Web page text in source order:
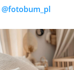
@fotobum_pl